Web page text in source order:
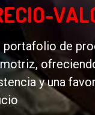
LOS
Lo invitamos
son más los
trabajar con
innovadores.